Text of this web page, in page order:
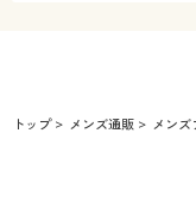
トップ メンズ通販 メンズ